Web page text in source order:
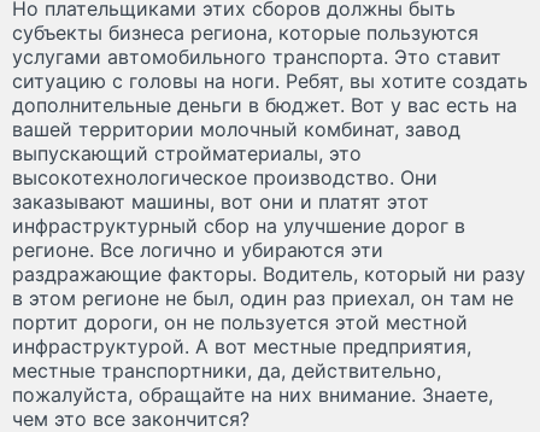
Но плательщиками этих сборов должны быть
субъекты бизнеса региона, которые пользуются
услугами автомобильного транспорта. Это ставит
ситуацию с головы на ноги. Ребят, вы хотите создать
дополнительные деньги в бюджет. Вот у вас есть на
вашей территории молочный комбинат, завод
выпускающий стройматериалы, это
высокотехнологическое производство. Они
заказывают машины, вот они и платят этот
инфраструктурный сбор на улучшение дорог в
регионе. Все логично и убираются эти
раздражающие факторы. Водитель, который ни разу
в этом регионе не был, один раз приехал, он там не
портит дороги, он не пользуется этой местной
инфраструктурой. А вот местные предприятия,
местные транспортники, да, действительно,
пожалуйста, обращайте на них внимание. Знаете,
чем это все закончится?